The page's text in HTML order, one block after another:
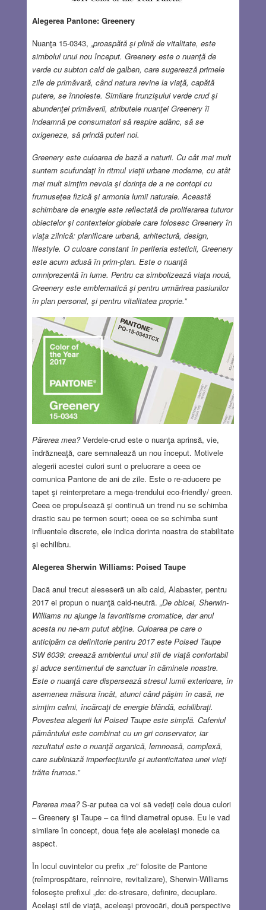
Alegerea Pantone: Greenery
Nuanţa 15-0343, „proaspătă şi plină de vitalitate, este
simbolul unui nou început. Greenery este o nuanţă de
verde cu subton cald de galben, care sugerează primele
zile de primăvară, când natura revine la viaţă, capătă
putere, se înnoieste. Similare frunzişului verde crud şi
abundenţei primăverii, atributele nuanţei Greenery îi
indeamnă pe consumatori să respire adânc, să se
oxigeneze, să prindă puteri noi.
Greenery este culoarea de bază a naturii. Cu cât mai mult
suntem scufundaţi în ritmul vieții urbane moderne, cu atât
mai mult simţim nevoia şi dorinţa de a ne contopi cu
frumuseţea fizică şi armonia lumii naturale. Această
schimbare de energie este reflectată de proliferarea tuturor
obiectelor şi contextelor globale care folosesc Greenery în
viaţa zilnică: planificare urbană, arhitectură, design,
lifestyle. O culoare constant în periferia esteticii, Greenery
este acum adusă în prim-plan. Este o nuanţă
omniprezentă în lume. Pentru ca simbolizează viaţa nouă,
Greenery este emblematică şi pentru urmărirea pasiunilor
în plan personal, şi pentru vitalitatea proprie.”
Părerea mea?Verdele-crud este o nuanţa aprinsă, vie,
îndrăzneaţă, care semnalează un nou început. Motivele
alegerii acestei culori sunt o prelucrare a ceea ce
comunica Pantone de ani de zile. Este o re-aducere pe
tapet şi reinterpretare a mega-trendului eco-friendly/ green.
Ceea ce propulsează şi continuă un trend nu se schimba
drastic sau pe termen scurt; ceea ce se schimba sunt
influentele discrete, ele indica dorinta noastra de stabilitate
şi echilibru.
Alegerea Sherwin Williams: Poised Taupe
Dacă anul trecut aleseseră un alb cald, Alabaster, pentru
2017 ei propun o nuanţă cald-neutră. „De obicei, Sherwin-
Williams nu ajunge la favoritisme cromatice, dar anul
acesta nu ne-am putut abţine. Culoarea pe care o
anticipăm ca definitorie pentru 2017 este Poised Taupe
SW 6039: creează ambientul unui stil de viaţă confortabil
şi aduce sentimentul de sanctuar în căminele noastre.
Este o nuanţă care dispersează stresul lumii exterioare, în
asemenea măsura încât, atunci când păşim în casă, ne
simţim calmi, încărcaţi de energie blândă, echilibraţi.
Povestea alegerii lui Poised Taupe este simplă. Cafeniul
pământului este combinat cu un gri conservator, iar
rezultatul este o nuanţă organică, lemnoasă, complexă,
care subliniază imperfecţiunile şi autenticitatea unei vieţi
trăite frumos.”
Parerea mea?S-ar putea ca voi să vedeţi cele doua culori
– Greenery şi Taupe – ca fiind diametral opuse. Eu le vad
similare în concept, doua feţe ale aceleiaşi monede ca
aspect.
În locul cuvintelor cu prefix „re” folosite de Pantone
(reîmprospătare, reînnoire, revitalizare), Sherwin-Williams
foloseşte prefixul „de: de-stresare, definire, decuplare.
Acelaşi stil de viaţă, aceleaşi provocări, două perspective